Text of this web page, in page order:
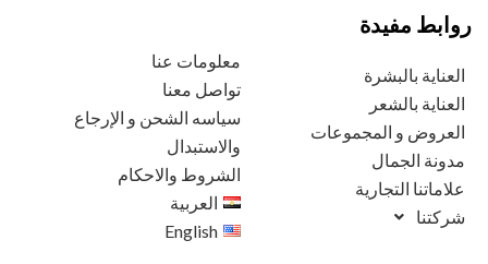
روابط مفيدة
العناية بالبشرة
العناية بالشعر
العروض و المجموعات
مدونة الجمال
علاماتنا التجارية
شركتنا
معلومات عنا
تواصل معنا
سياسه الشحن و الإرجاع
والاستبدال
الشروط والاحكام
العربية
English